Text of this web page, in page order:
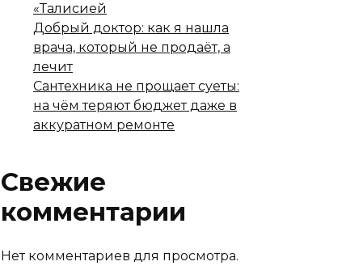
«Талисией
Добрый доктор: как я нашла
врача, который не продаёт, а
лечит
Сантехника не прощает суеты:
на чём теряют бюджет даже в
аккуратном ремонте
Свежие
комментарии
Нет комментариев для просмотра.